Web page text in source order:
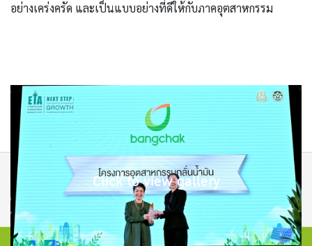
อย่างเคร่งครัด และเป็นแบบอย่างที่ดีให้กับภาคอุตสาหกรรม
Click to view gallery